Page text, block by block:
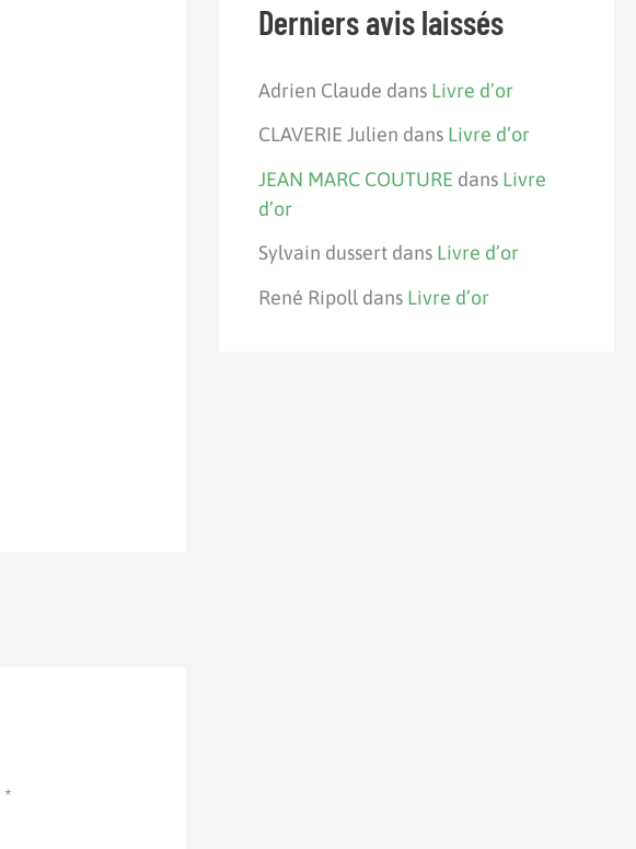
*
Derniers avis laissés
Adrien Claude dans Livre d’or
CLAVERIE Julien dans Livre d’or
JEAN MARC COUTURE dans Livre
d’or
Sylvain dussertdans Livre d’or
René Ripolldans Livre d’or